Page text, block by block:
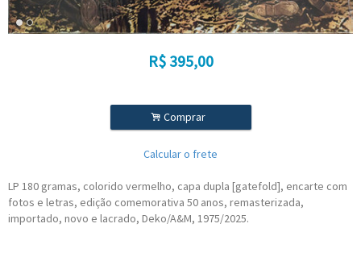
R$ 395,00
. Comprar
Calcular o frete
LP 180 gramas, colorido vermelho, capa dupla [gatefold], encarte com
fotos e letras, edição comemorativa 50 anos, remasterizada,
importado, novo e lacrado, Deko/A&M, 1975/2025.